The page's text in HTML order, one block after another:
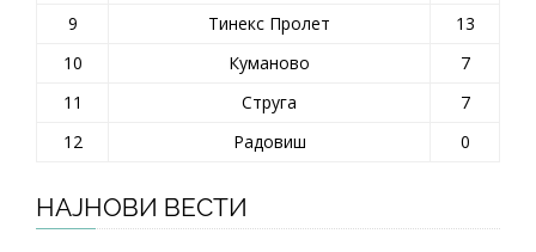
9
Тинекс Пролет
13
10
Куманово
7
11
Струга
7
12
Радовиш 0
НАЈНОВИ ВЕСТИ